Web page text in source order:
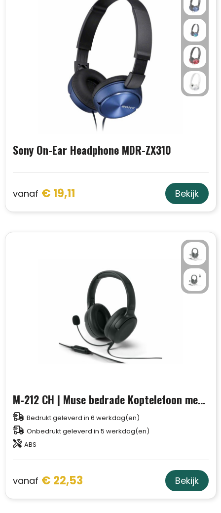
Sony On-Ear Headphone MDR-ZX310
vanaf € 19,11 Bekijk
M-212 CH | Muse bedrade Koptelefoon met microfoon
Bedrukt geleverd in 6 werkdag(en)
Onbedrukt geleverd in 5 werkdag(en)
ABS
vanaf € 22,53 Bekijk